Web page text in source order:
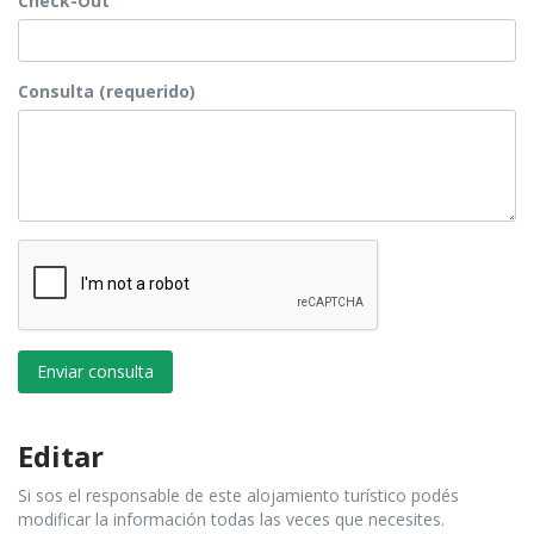
Consulta (requerido)
Enviar consulta
Editar
Si sos el responsable de este alojamiento turístico podés
modificar la información todas las veces que necesites.